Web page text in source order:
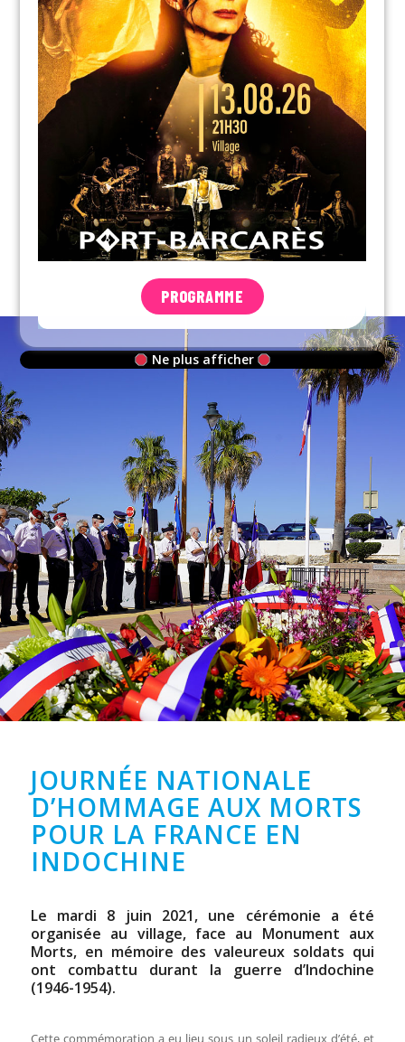
JOURNÉE NATIONALE
D’HOMMAGE AUX MORTS
POUR LA FRANCE EN
INDOCHINE
Le mardi 8 juin 2021, une cérémonie a été
organisée au village, face au Monument aux
Morts, en mémoire des valeureux soldats qui
ont combattu durant la guerre d’Indochine
(1946-1954).
Cette commémoration a eu lieu sous un soleil radieux d’été, et
PROGRAMME
Ne plus afficher